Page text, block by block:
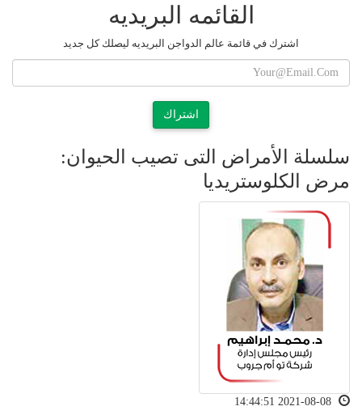
القائمه البريديه
اشترك في قائمة عالم الدواجن البريديه ليصلك كل جديد
اشتراك
سلسلة الأمراض التى تصيب الحيوان:
مرض الكلوستريديا